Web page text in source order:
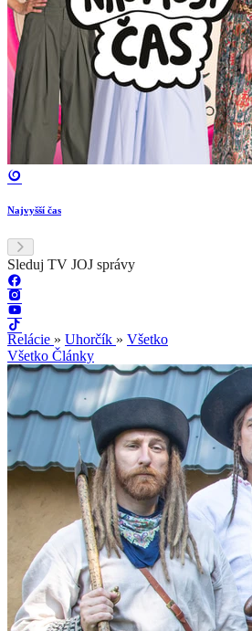
Najvyšší čas
Sleduj TV JOJ správy
Relácie » Uhorčík » Všetko
Všetko Články